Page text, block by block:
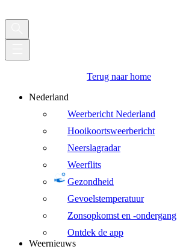
Terug naar home
Nederland
Weerbericht Nederland
Hooikoortsweerbericht
Neerslagradar
Weerflits
Gezondheid
Gevoelstemperatuur
Zonsopkomst en -ondergang
Ontdek de app
Weernieuws